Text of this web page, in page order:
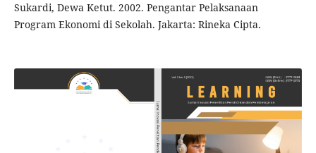
Sukardi, Dewa Ketut. 2002. Pengantar Pelaksanaan
Program Ekonomi di Sekolah. Jakarta: Rineka Cipta.